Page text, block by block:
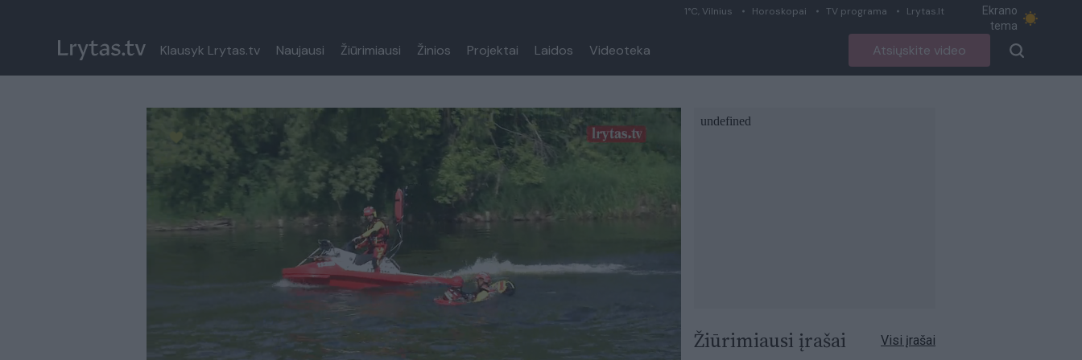
1°C, Vilnius Horoskopai TV programa Lrytas.lt
Ekrano
tema
Klausyk Lrytas.tv Naujausi Žiūrimiausi Žinios Projektai Laidos Videoteka Atsiųskite video
Žiūrimiausi įrašai Visi įrašai